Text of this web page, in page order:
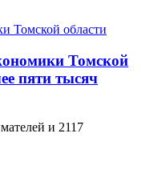
Томской
пяти тысяч
и 2117